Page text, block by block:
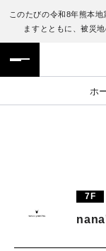
このたびの令和8年熊本
ますとともに、被災
ホ
フロアガイド
施設案内・ア
TAX FREE
ENGLISH
繁体字
日本語
7F